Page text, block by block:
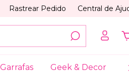
Rastrear Pedido Central de
Garrafas Geek & Decor